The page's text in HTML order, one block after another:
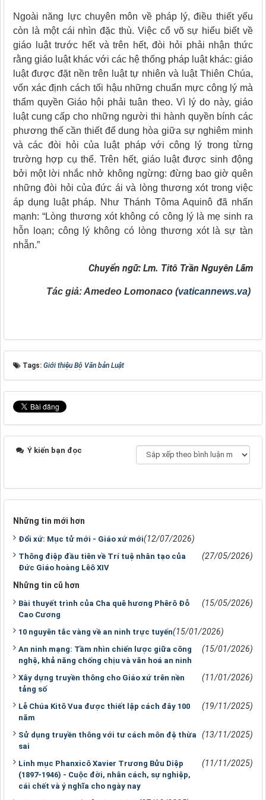
Ngoài năng lực chuyên môn về pháp lý, điều thiết yếu
còn là một cái nhìn đặc thù. Việc cổ võ sự hiểu biết về
giáo luật trước hết và trên hết, đòi hỏi phải nhận thức
rằng giáo luật khác với các hệ thống pháp luật khác: giáo
luật được đặt nền trên luật tự nhiên và luật Thiên Chúa,
vốn xác định cách tối hậu những chuẩn mực công lý mà
thẩm quyền Giáo hội phải tuân theo. Vì lý do này, giáo
luật cung cấp cho những người thi hành quyền bính các
phương thế cần thiết để dung hòa giữa sự nghiêm minh
và các đòi hỏi của luật pháp với công lý trong từng
trường hợp cụ thể. Trên hết, giáo luật được sinh động
bởi một lời nhắc nhở không ngừng: đừng bao giờ quên
những đòi hỏi của đức ái và lòng thương xót trong việc
áp dụng luật pháp. Như Thánh Tôma Aquinô đã nhấn
mạnh: “Lòng thương xót không có công lý là mẹ sinh ra
hỗn loạn; công lý không có lòng thương xót là sự tàn
nhẫn.”
Chuyển ngữ: Lm. Titô Trần Nguyên Lãm
Tác giả: Amedeo Lomonaco (vaticannews.va)
Tags: Giới thiệu Bộ Văn bản Luật
Ý kiến bạn đọc
Những tin mới hơn
Đổi xứ: Mục tử mới - Giáo xứ mới(12/07/2026)
Thông điệp đầu tiên về Trí tuệ nhân tạo của
Đức Giáo hoàng Lêô XIV
(27/05/2026)
Những tin cũ hơn
​​​​​​​Bài thuyết trình của Cha quê hương Phêrô Đỗ
Cao Cương
(15/05/2026)
10 nguyên tắc vàng về an ninh trực tuyến(15/01/2026)
An ninh mạng: Tầm nhìn chiến lược giữa công
nghệ, khả năng chống chịu và văn hoá an ninh
(15/01/2026)
Xây dựng truyền thông cho Giáo xứ trên nền
tảng số
(11/01/2026)
Lễ Chúa Kitô Vua được thiết lập cách đây 100
năm
(19/11/2025)
Sử dụng truyền thông với tư cách môn đệ thừa
sai
(13/11/2025)
Linh mục Phanxicô Xavier Trương Bửu Diệp
(1897-1946) - Cuộc đời, nhân cách, sự nghiệp,
cái chết và ý nghĩa cho ngày nay
(11/11/2025)